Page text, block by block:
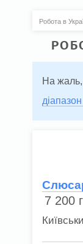
Робота в
На жаль,
7 200